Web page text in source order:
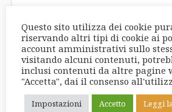
NOME*
Questo sito utilizza dei cookie
riservando altri tipi di cookie ai
account amministrativi sullo
visitando alcuni contenuti,
inclusi contenuti da altre pagine
"Accetta", dai il consenso
Impostazioni Accetto Leggi